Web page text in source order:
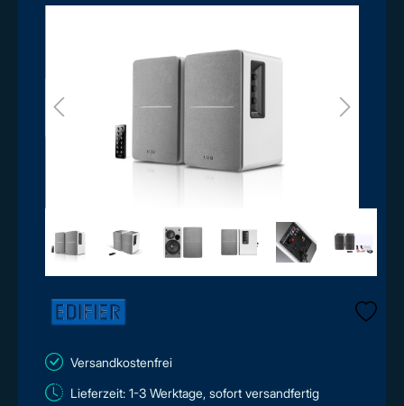
Versandkostenfrei
Lieferzeit: 1-3 Werktage, sofort versandfertig